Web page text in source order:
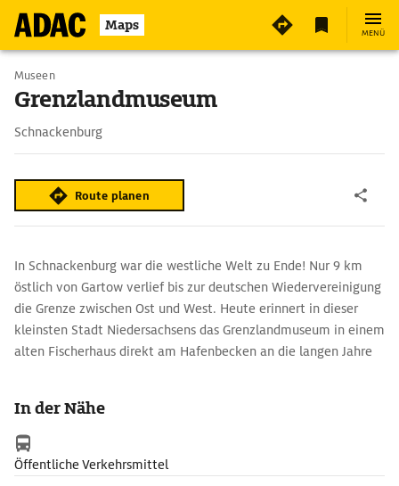
Maps MENÜ
Museen
Grenzlandmuseum
Schnackenburg
Route planen
In Schnackenburg war die westliche Welt zu Ende! Nur 9 km
östlich von Gartow verlief bis zur deutschen Wiedervereinigung
die Grenze zwischen Ost und West. Heute erinnert in dieser
kleinsten Stadt Niedersachsens das Grenzlandmuseum in einem
alten Fischerhaus direkt am Hafenbecken an die langen Jahre
Der Grenz- und Naturerlebnispfad Schnackenburg – Gartow
verläuft entlang der früheren Grenze und passiert die Überreste
alter DDR-Grenzanlagen.
In der Nähe
Öffentliche Verkehrsmittel